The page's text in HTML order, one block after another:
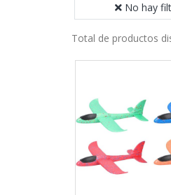
No hay
Total de productos